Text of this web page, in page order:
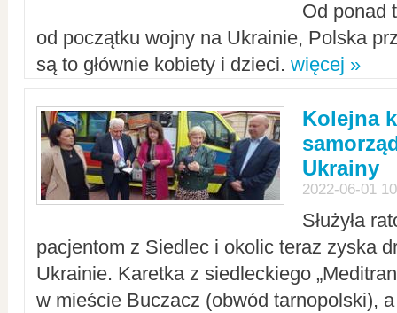
Od ponad
od początku wojny na Ukrainie, Polska
są to głównie kobiety i dzieci. więcej »
Kolejna
Ukrainy
2022-06-01
Służyła
pacjentom z Siedlec i okolic teraz zyska
Ukrainie. Karetka z siedleckiego
w mieście Buczacz (obwód tarnopolski),